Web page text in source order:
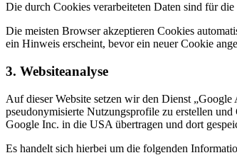
Die durch Cookies verarbeiteten Daten sind für
Die meisten Browser akzeptieren Cookies
ein Hinweis erscheint, bevor ein neuer Cookie
3. Websiteanalyse
Auf dieser Website setzen wir den Dienst
pseudonymisierte Nutzungsprofile zu erstellen
Google Inc. in die USA übertragen und dort
Es handelt sich hierbei um die folgenden